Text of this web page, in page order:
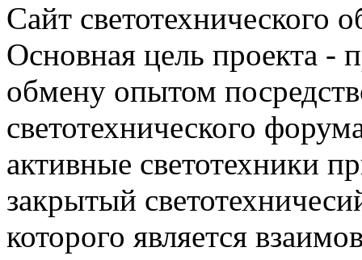
Сайт светотехнического
Основная цель проекта -
обмену опытом
светотехнического
активные светотехники
закрытый
которого является